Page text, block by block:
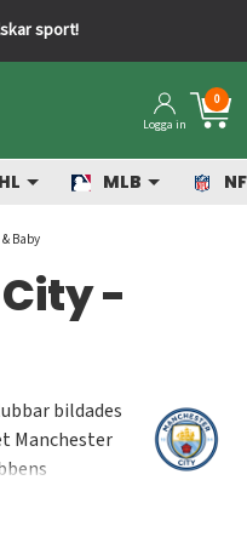
sport!
Logga in
0
MLB
Baby
-
bildades
Manchester
Dhabi